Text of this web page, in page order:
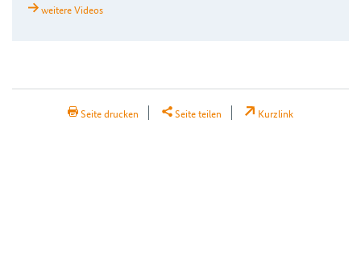
weitere Videos
Seite drucken Seite teilen Kurzlink